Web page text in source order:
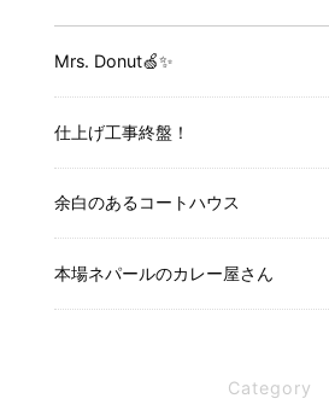
Mrs. Donut🍏✨️
仕上げ工事終盤！
余白のあるコートハウス
本場ネパールのカレー屋さん
Category